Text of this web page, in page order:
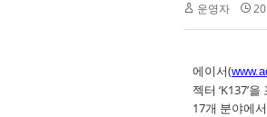
운영자
에이서(
젝터 ‘K137’
17개 분야에